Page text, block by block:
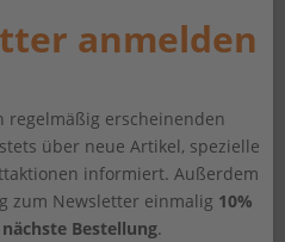
anmelden
regelmäßig erscheinenden
über neue Artikel, spezielle
informiert. Außerdem
zum Newsletter einmalig 10%
Bestellung.